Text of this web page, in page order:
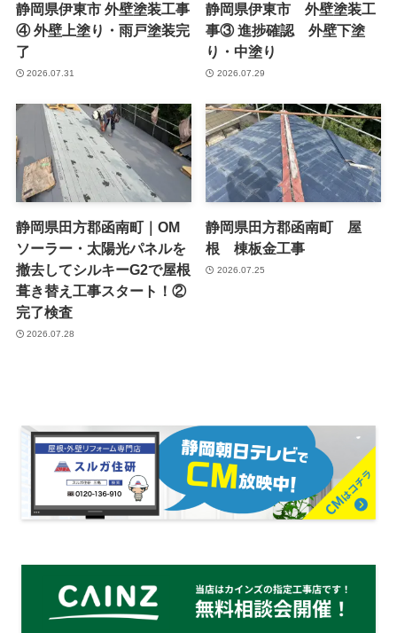
静岡県伊東市 外壁塗装工事
④ 外壁上塗り・雨戸塗装完
了
2026.07.31
静岡県伊東市 外壁塗装工
事③ 進捗確認 外壁下塗
り・中塗り
2026.07.29
静岡県田方郡函南町｜OM
ソーラー・太陽光パネルを
撤去してシルキーG2で屋根
葺き替え工事スタート！②
完了検査
2026.07.28
静岡県田方郡函南町 屋
根 棟板金工事
2026.07.25